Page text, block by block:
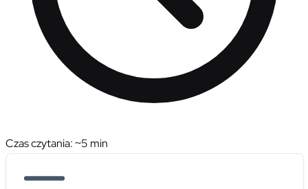
Czas czytania: ~5 min